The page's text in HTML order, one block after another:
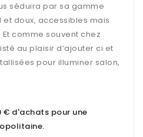
séduira par sa gamme
doux, accessibles mais
comme souvent chez
au plaisir d’ajouter ci et
pour illuminer salon,
€ d'achats pour une
.